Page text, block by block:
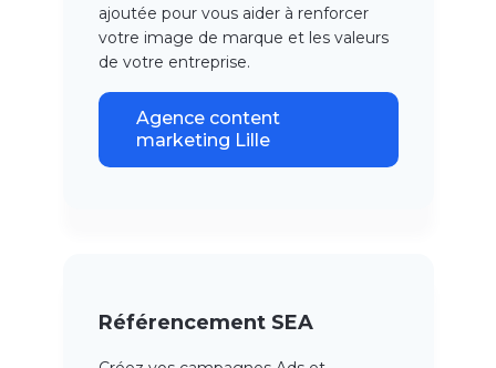
ajoutée pour vous aider à renforcer
votre image de marque et les valeurs
de votre entreprise.
Agence content
marketing Lille
Référencement SEA